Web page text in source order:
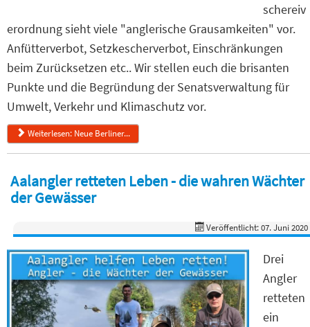
schereiv
erordnung sieht viele "anglerische Grausamkeiten" vor.
Anfütterverbot, Setzkescherverbot, Einschränkungen
beim Zurücksetzen etc.. Wir stellen euch die brisanten
Punkte und die Begründung der Senatsverwaltung für
Umwelt, Verkehr und Klimaschutz vor.
Weiterlesen: Neue Berliner...
Aalangler retteten Leben - die wahren Wächter
der Gewässer
Veröffentlicht: 07. Juni 2020
Drei
Angler
retteten
ein